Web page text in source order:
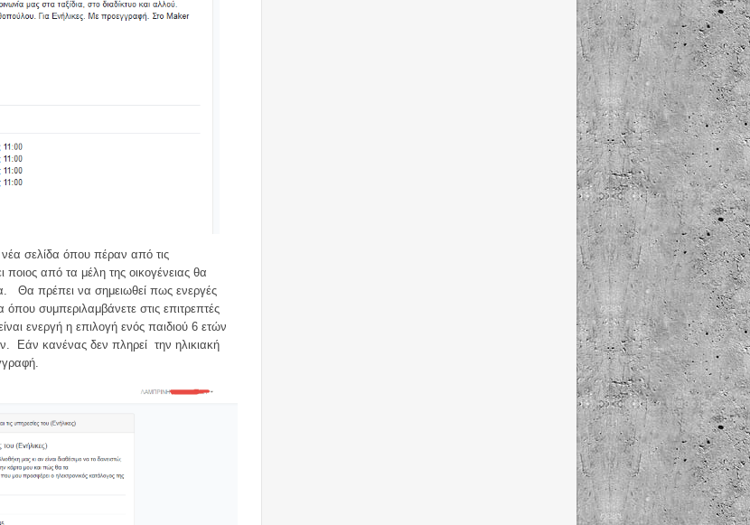
σελίδα όπου πέραν από τις
ποιος από τα μέλη της οικογένειας θα
Θα πρέπει να σημειωθεί πως ενεργές
όπου συμπεριλαμβάνετε στις επιτρεπτές
ενεργή η επιλογή ενός παιδιού 6 ετών
Εάν κανένας δεν πληρεί την ηλικιακή